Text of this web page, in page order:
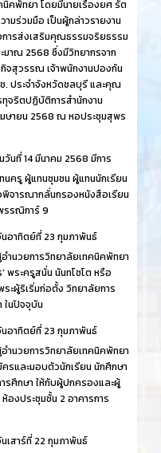
นิคพัทยา โดยมีนายเรืองยศ รัต
มร่วมมือ เป็นผู้กล่าวรายงาน
การส่งเสริมคุณธรรมจริยธรรม
มาณ 2568 ซึ่งมีวิทยากรจาก
จสุวรรณ เจ้าพนักงานปองกัน
. ประจำจังหวัดชลบุรี และคุณ
จริตปฏิบัติการสำนักงาน
มษายน 2568 ณ หอประชุมสุพร
วันที่ 14 มีนาคม 2568 มีการ
ครู ผู้แทนชุมชน ผู้แทนนักเรียน
จารณากลั่นกรองหนังสือเรียน
รรณิการ์ 9
อาทิตย์ที่ 23 กุมภาพันธ์
นวยการวิทยาลัยเทคนิคพัทยา
ระครูสนั่น นันทโชโต หรือ
ะผู้ริเริ่มก่อตั้ง วิทยาลัยการ
ในปัจจุบัน
อาทิตย์ที่ 23 กุมภาพันธ์
นวยการวิทยาลัยเทคนิคพัทยา
รและมอบตัวนักเรียน นักศึกษา
รศึกษา ให้กับผู้ปกครองและผู้
องประชุมชั้น 2 อาคารการ
เสาร์ที่ 22 กุมภาพันธ์